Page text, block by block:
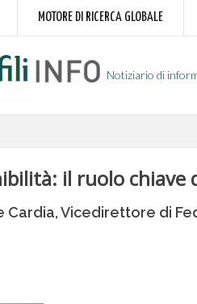
MOTORE DI RICERCA GLOBALE
Notiziario di
il ruolo
Cardia, Vicedirettore di